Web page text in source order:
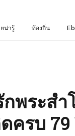
น่ารู้ ท้องถิ่น
พระส
ครบ 79